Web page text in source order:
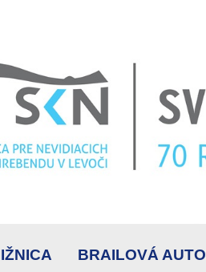
BRAILOVÁ